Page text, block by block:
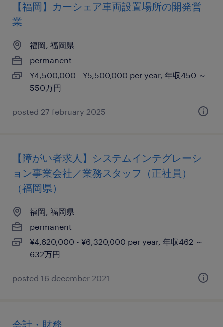
【福岡】カーシェア車両設置場所の開発営
業
福岡, 福岡県
permanent
¥4,500,000 - ¥5,500,000 per year, 年収450 ～
550万円
posted 27 february 2025
【障がい者求人】システムインテグレーシ
ョン事業会社／業務スタッフ（正社員）
（福岡県）
福岡, 福岡県
permanent
¥4,620,000 - ¥6,320,000 per year, 年収462 ～
632万円
posted 16 december 2021
会計・財務